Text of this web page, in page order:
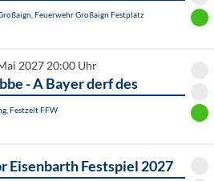
Feuerwehr Großaign Festplatz
2027 20:00 Uhr
- A Bayer derf des
Festzelt FFW
Eisenbarth Festspiel 2027